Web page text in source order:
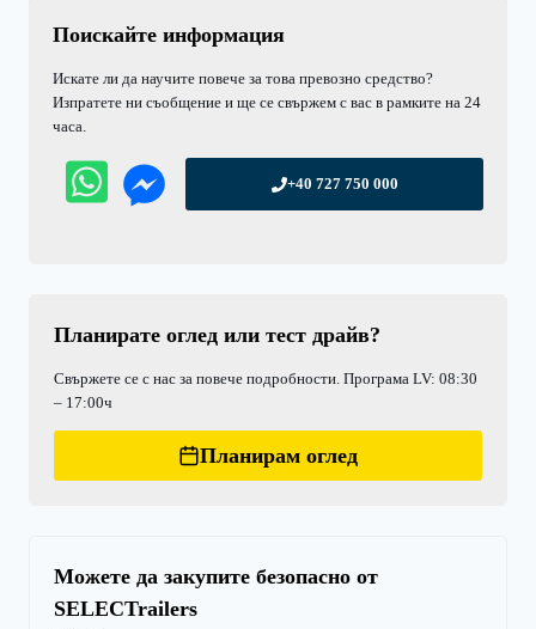
Поискайте информация
Искате ли да научите повече за това превозно средство?
Изпратете ни съобщение и ще се свържем с вас в рамките на 24
часа.
+40 727 750 000
Планирате оглед или тест драйв?
Свържете се с нас за повече подробности. Програма LV: 08:30
– 17:00ч
Планирам оглед
Можете да закупите безопасно от
SELECTrailers